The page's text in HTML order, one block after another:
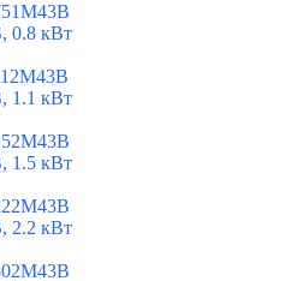
0.8 кВт
1.1 кВт
1.5 кВт
2.2 кВт